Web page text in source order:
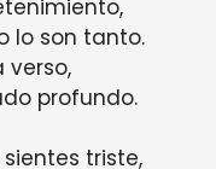
lo son tanto.
verso,
profundo.
triste,